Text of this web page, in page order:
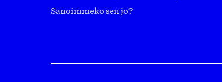
Sanoimmeko sen jo?